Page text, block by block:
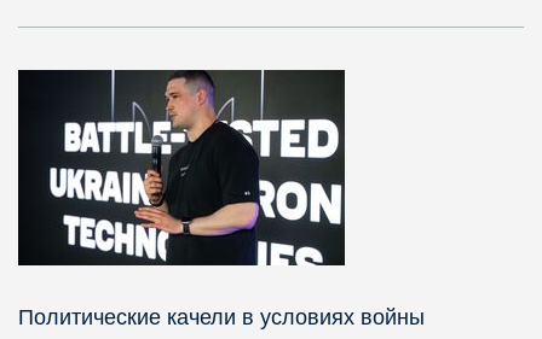
Политические качели в условиях войны